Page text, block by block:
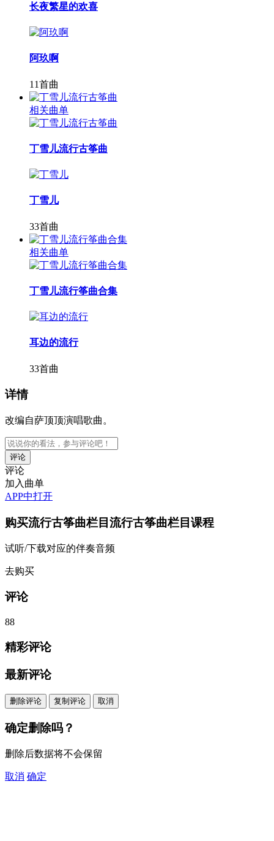
长夜繁星的欢喜
阿玖啊
11首曲
相关曲单
丁雪儿流行古筝曲
丁雪儿
33首曲
相关曲单
丁雪儿流行筝曲合集
耳边的流行
33首曲
详情
改编自萨顶顶演唱歌曲。
评论
加入曲单
APP中打开
购买流行古筝曲栏目流行古筝曲栏目 课程
试听/下载对应的伴奏音频
去购买
评论
88
精彩评论
最新评论
删除评论 复制评论 取消
确定删除吗？
删除后数据将不会保留
取消 确定